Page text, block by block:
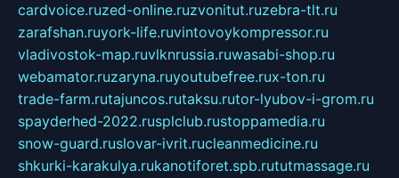
cardvoice.ruzed-online.ruzvonitut.ruzebra-tlt.ru
zarafshan.ruyork-life.ruvintovoykompressor.ru
vladivostok-map.ruvlknrussia.ruwasabi-shop.ru
webamator.ruzaryna.ruyoutubefree.rux-ton.ru
trade-farm.rutajuncos.rutaksu.rutor-lyubov-i-grom.ru
spayderhed-2022.rusplclub.rustoppamedia.ru
snow-guard.ruslovar-ivrit.rucleanmedicine.ru
shkurki-karakulya.rukanotiforet.spb.rututmassage.ru